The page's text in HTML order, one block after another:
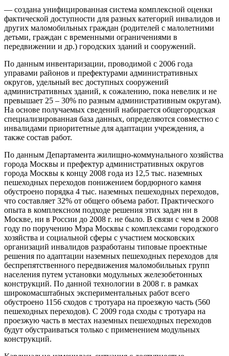
— создана унифицированная система комплексной оценки
фактической доступности для разных категорий инвалидов и
других маломобильных граждан (родителей с малолетними
детьми, граждан с временными ограничениями в
передвижении и др.) городских зданий и сооружений.
По данным инвентаризации, проводимой с 2006 года
управами районов и префектурами административных
округов, удельный вес доступных сооружений
административных зданий, к сожалению, пока невелик и не
превышает 25 – 30% по разным административным округам).
На основе получаемых сведений набирается общегородская
специализированная база данных, определяются совместно с
инвалидами приоритетные для адаптации учреждения, а
также состав работ.
По данным Департамента жилищно-коммунального хозяйства
города Москвы и префектур административных округов
города Москвы к концу 2008 года из 12,5 тыс. наземных
пешеходных переходов понижением бордюрного камня
обустроено порядка 4 тыс. наземных пешеходных переходов,
что составляет 32% от общего объема работ. Практического
опыта в комплексном подходе решения этих задач ни в
Москве, ни в России до 2008 г. не было. В связи с чем в 2008
году по поручению Мэра Москвы с комплексами городского
хозяйства и социальной сферы с участием московских
организаций инвалидов разработаны типовые проектные
решения по адаптации наземных пешеходных переходов для
беспрепятственного передвижения маломобильных групп
населения путем установки модульных железобетонных
конструкций. По данной технологии в 2008 г. в рамках
широкомасштабных экспериментальных работ всего
обустроено 1156 сходов с тротуара на проезжую часть (560
пешеходных переходов). С 2009 года сходы с тротуара на
проезжую часть в местах наземных пешеходных переходов
будут обустраиваться только с применением модульных
конструкций.